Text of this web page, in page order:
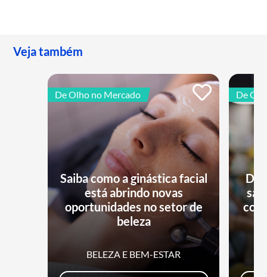
Veja também
De Olho no Mercado
Saiba como a ginástica facial
está abrindo novas
oportunidades no setor de
beleza
BELEZA E BEM-ESTAR
De
Dia